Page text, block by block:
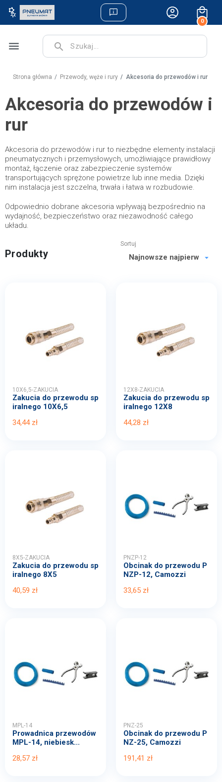
0
menu search
Strona główna Przewody, węże i rury Akcesoria do przewodów i rur
Akcesoria do przewodów i
rur
Akcesoria do przewodów i rur to niezbędne elementy instalacji
pneumatycznych i przemysłowych, umożliwiające prawidłowy
montaż, łączenie oraz zabezpieczenie systemów
transportujących sprężone powietrze lub inne media. Dzięki
nim instalacja jest szczelna, trwała i łatwa w rozbudowie.
Odpowiednio dobrane akcesoria wpływają bezpośrednio na
wydajność, bezpieczeństwo oraz niezawodność całego
układu.
Produkty
Sortuj
10X6,5-ZAKUCIA
Zakucia do przewodu sp
iralnego 10X6,5
34,44 zł
12X8-ZAKUCIA
Zakucia do przewodu sp
iralnego 12X8
44,28 zł
8X5-ZAKUCIA
Zakucia do przewodu sp
iralnego 8X5
40,59 zł
PNZP-12
Obcinak do przewodu P
NZP-12, Camozzi
33,65 zł
MPL-14
Prowadnica przewodów
MPL-14, niebiesk...
28,57 zł
PNZ-25
Obcinak do przewodu P
NZ-25, Camozzi
191,41 zł